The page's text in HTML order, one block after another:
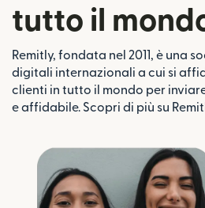
tutto il
Remitly, fondata nel 2011, è una
digitali internazionali a cui si
clienti in tutto il mondo per
e affidabile. Scopri di più su